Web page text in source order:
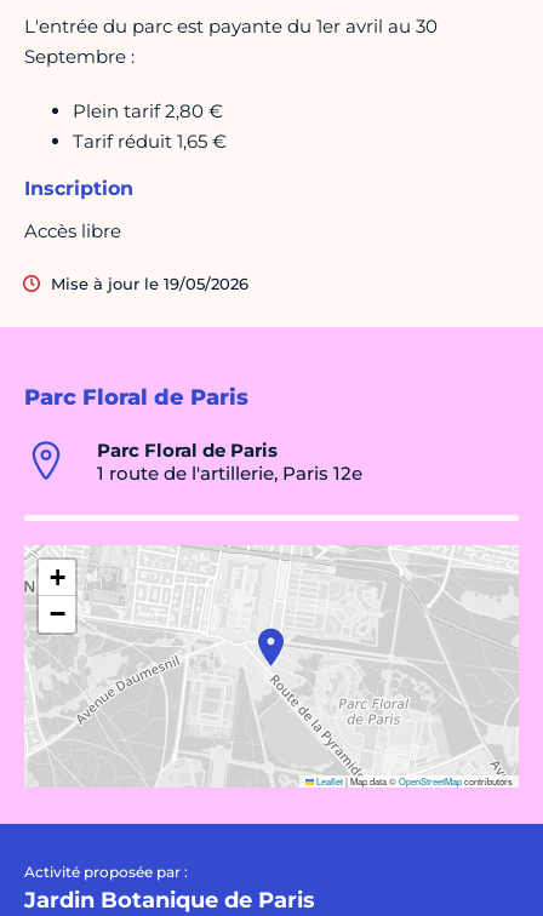
Parc Floral de Paris
Parc Floral de Paris
1 route de l'artillerie, Paris 12e
+
−
Leaflet|Map data ©OpenStreetMapcontributors
Activité proposée par :
Jardin Botanique de Paris
L'entrée du parc est payante du 1er avril au 30
Septembre :
Plein tarif 2,80 €
Tarif réduit 1,65 €
Inscription
Accès libre
Mise à jour le 19/05/2026